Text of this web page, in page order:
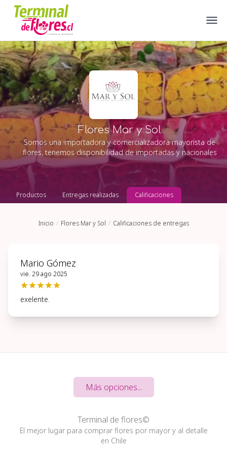
Flores Mar y Sol
Somos una importadora y comercializadora mayorista de
flores, tenemos disponibilidad de importadas y nacionales
Productos Entregas realizadas Calificaciones
Inicio Flores Mar y Sol Calificaciones de entregas
Mario Gómez
vie. 29 ago 2025
exelente.
Más opciones...
Terminal de flores©
El mejor lugar para comprar flores por mayor y al detalle
en Chile